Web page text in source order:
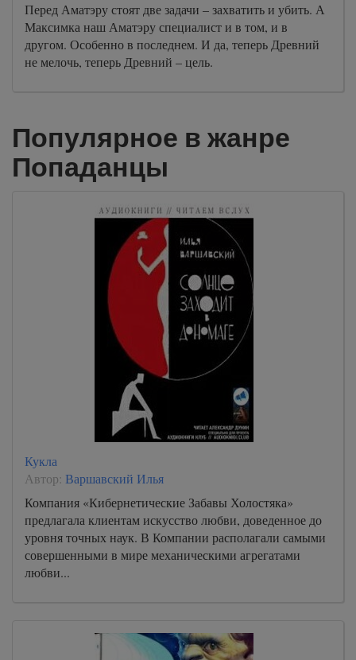
Перед Аматэру стоят две задачи – захватить и убить. А
Максимка наш Аматэру специалист и в том, и в
другом. Особенно в последнем. И да, теперь Древний
не мелочь, теперь Древний – цель.
Популярное в жанре
Попаданцы
Кукла
Автор: Варшавский Илья
Компания «Кибернетические Забавы Холостяка»
предлагала клиентам искусство любви, доведенное до
уровня точных наук. В Компании располагали самыми
совершенными в мире механическими агрегатами
любви...